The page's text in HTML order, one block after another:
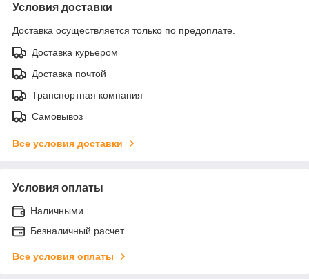
Условия доставки
Доставка осуществляется только по предоплате.
Доставка курьером
Доставка почтой
Транспортная компания
Самовывоз
Все условия доставки
Условия оплаты
Наличными
Безналичный расчет
Все условия оплаты